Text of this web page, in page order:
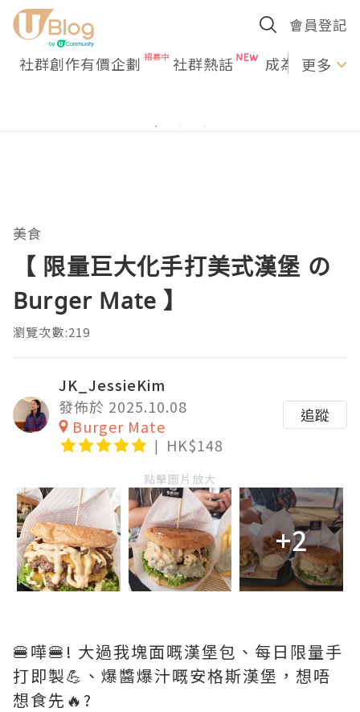
會員登記
社群創作有價企劃 社群熱話 成為U更多
美食
【 限量巨大化手打美式漢堡 の
Burger Mate 】
瀏覽次數:219
JK_JessieKim
發佈於 2025.10.08
Burger Mate
HK$148
追蹤
點擊圖片放大
+2
🍔嘩🍔! 大過我塊面嘅漢堡包、每日限量手
打即製💪、爆醬爆汁嘅安格斯漢堡，想唔
想食先🔥?